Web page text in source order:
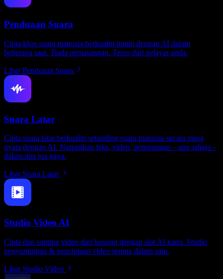
Penduaan Suara
Cipta klon suara manusia berkualiti tinggi dengan AI dalam
beberapa saat. Tiada pemasangan. Terus dari pelayar anda.
Lihat Penduaan Suara
Suara Latar
Cipta suara latar berkualiti setanding suara manusia secara masa
nyata dengan AI. Narrasikan teks, video, penerangan – apa sahaja –
dalam apa jua gaya.
Lihat Suara Latar
Studio Video AI
Cipta dan sunting video dari kosong dengan alat AI kami. Studio
penyuntingan & penciptaan video semua dalam satu.
Lihat Studio Video